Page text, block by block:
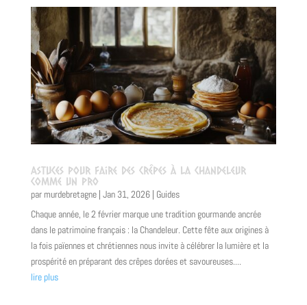
Astuces pour faire des crêpes à la Chandeleur
comme un pro
parmurdebretagne| Jan 31, 2026| Guides
Chaque année, le 2 février marque une tradition gourmande ancrée
dans le patrimoine français : la Chandeleur. Cette fête aux origines à
la fois païennes et chrétiennes nous invite à célébrer la lumière et la
prospérité en préparant des crêpes dorées et savoureuses....
lire plus